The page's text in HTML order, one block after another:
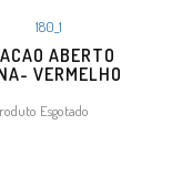
ABERTO
VERMELHO
Esgotado